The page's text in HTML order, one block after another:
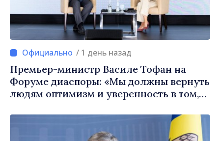
/ 1 день назад
Премьер-министр Василе Тофан на
Форуме диаспоры: «Мы должны вернуть
людям оптимизм и уверенность в том,
правильном направлении»